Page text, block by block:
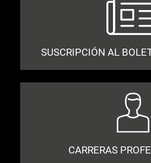
SUSCRIPCIÓN AL
CARRERAS